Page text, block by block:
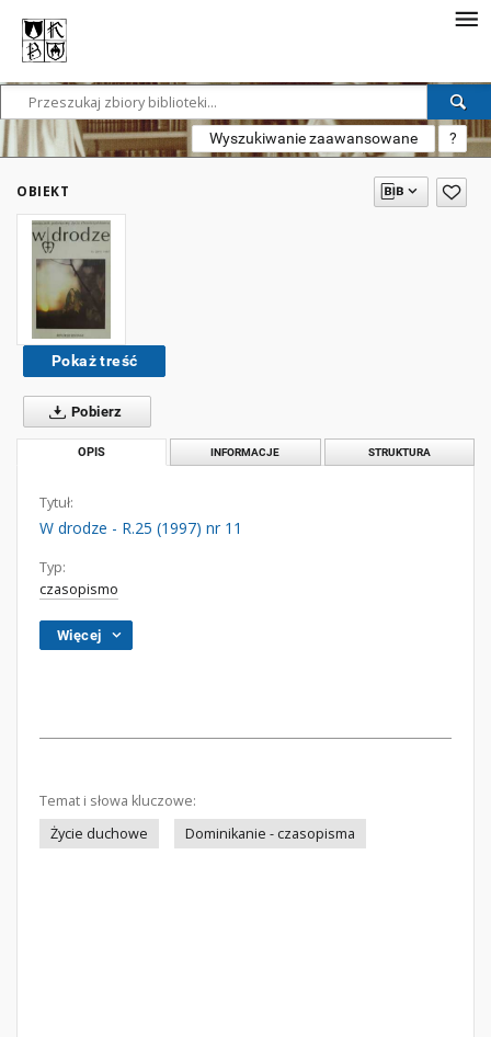
Wyszukiwanie zaawansowane ?
OBIEKT
Pokaż treść
Pobierz
OPIS INFORMACJE STRUKTURA
Tytuł:
W drodze - R.25 (1997) nr 11
Typ:
czasopismo
Więcej
Temat i słowa kluczowe:
Życie duchowe
Dominikanie - czasopisma